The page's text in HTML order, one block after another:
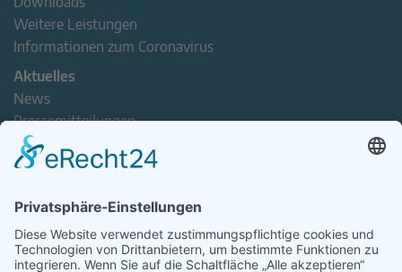
Weitere Leistungen
Informationen zum Coronavirus
Aktuelles
News
Pressemitteilungen
Newsletter
Handel(n) im Norden – Mitgliederjournal
Verband erleben
Der Tag des Norddeutschen Handels
Jetzt Mitarbeitende nominieren – Personal Award 2026